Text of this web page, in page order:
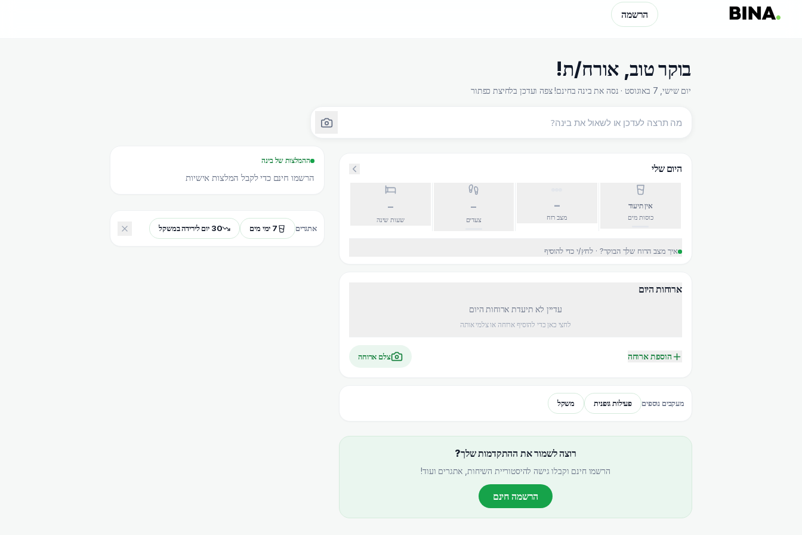
הרשמה
בוקר טוב, אורח/ת!
יום שישי, 7 באוגוסט · נסה את בינה בחינם! צפה ועדכן בלחיצת כפתור
ההמלצות של בינה
הרשמו חינם כדי לקבל המלצות אישיות
אתגרים 7 ימי מים 30 יום לירידה במשקל
היום שלי
אין תיעוד
כוסות מים
–
מצב רוח
–
צעדים
–
שעות שינה
איך מצב הרוח שלך הבוקר? · לחץ/י כדי להוסיף
ארוחות היום
עדיין לא תיעדת ארוחות היום
לחצי כאן כדי להוסיף ארוחה או צלמי אותה
הוספת ארוחה צלם ארוחה
מעקבים נוספים פעילות גופנית משקל
רוצה לשמור את ההתקדמות שלך?
הרשמו חינם וקבלו גישה להיסטוריית השיחות, אתגרים ועוד!
הרשמה חינם